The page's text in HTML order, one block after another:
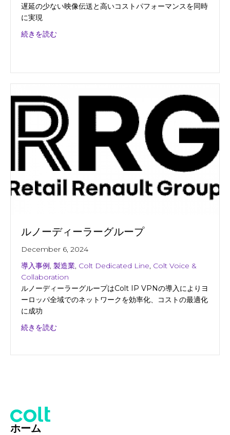
遅延の少ない映像伝送と高いコストパフォーマンスを同時
に実現
続きを読むabout 株式会社テレビ朝日
ルノーディーラーグループ
December 6, 2024
導入事例, 製造業, Colt Dedicated Line, Colt Voice &
Collaboration
ルノーディーラーグループはColt IP VPNの導入によりヨ
ーロッパ全域でのネットワークを効率化、コストの最適化
に成功
続きを読むabout ルノーディーラーグループ
ホーム